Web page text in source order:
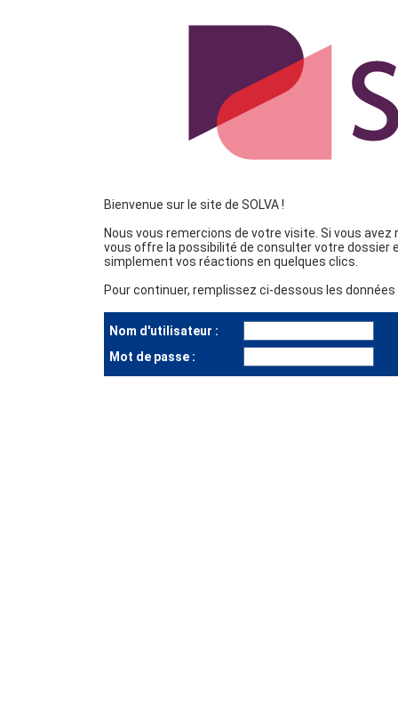
Bienvenue sur le site de SOLVA !
Nous vous remercions de votre visite. Si vous
vous offre la possibilité de consulter votre dossier
simplement vos réactions en quelques clics.
Pour continuer, remplissez ci-dessous les
Nom d'utilisateur :
Mot de passe :